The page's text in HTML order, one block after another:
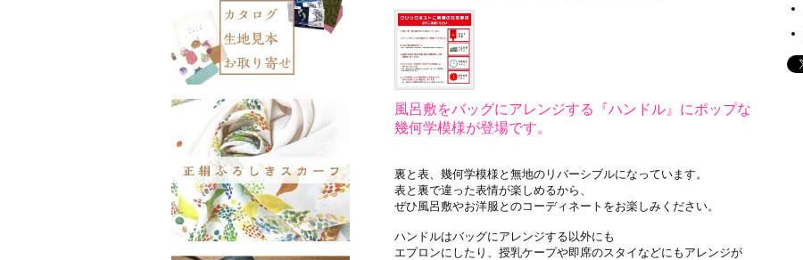
風呂敷をバッグにアレンジする『ハンドル』にポップな
幾何学模様が登場です。
裏と表、幾何学模様と無地のリバーシブルになっています。
表と裏で違った表情が楽しめるから、
ぜひ風呂敷やお洋服とのコーディネートをお楽しみください。
ハンドルはバッグにアレンジする以外にも
エプロンにしたり、授乳ケープや即席のスタイなどにもアレンジが